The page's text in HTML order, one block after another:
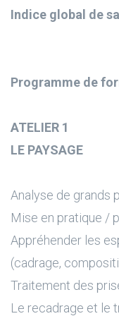
Indice global de
Programme de
ATELIER 1
LE PAYSAGE
Analyse de grands
Mise en pratique /
Appréhender les
(cadrage,
Traitement des
Le recadrage et le